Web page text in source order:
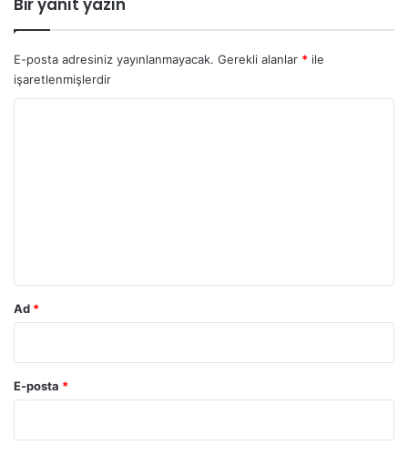
n
p
a
y
o
r
u
z
Bir yanıt yazın
E-posta adresiniz yayınlanmayacak. Gerekli alanlar * ile
işaretlenmişlerdir
Ad *
E-posta *